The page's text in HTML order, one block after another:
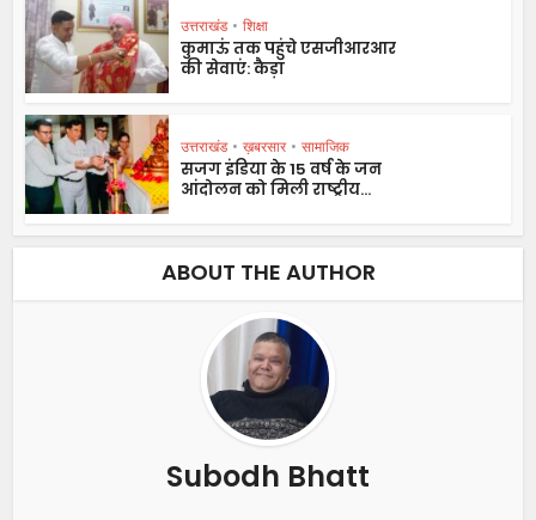
उत्तराखंड • शिक्षा
कुमाऊं तक पहुंचे एसजीआरआर
की सेवाएं: कैड़ा
उत्तराखंड • ख़बरसार • सामाजिक
सजग इंडिया के 15 वर्ष के जन
आंदोलन को मिली राष्ट्रीय...
ABOUT THE AUTHOR
Subodh Bhatt